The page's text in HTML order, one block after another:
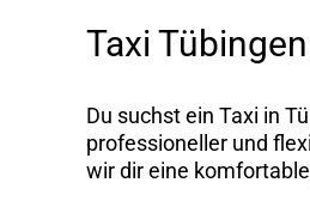
Taxi
Du suchst ein Taxi in
professioneller und
wir dir eine